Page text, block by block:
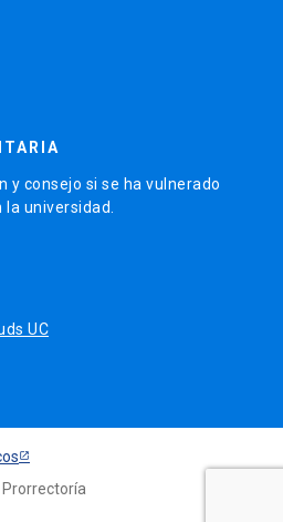
y consejo si se ha vulnerado
la universidad.
UC
Prorrectoría